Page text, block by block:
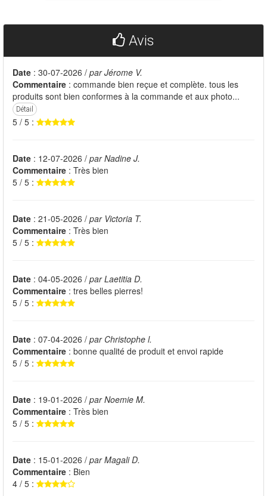
Avis
Date : 30-07-2026 / par Jérome V.
Commentaire : commande bien reçue et complète. tous les
produits sont bien conformes à la commande et aux photo...
Détail
5 / 5 :
Date : 12-07-2026 / par Nadine J.
Commentaire : Très bien
5 / 5 :
Date : 21-05-2026 / par Victoria T.
Commentaire : Très bien
5 / 5 :
Date : 04-05-2026 / par Laetitia D.
Commentaire : tres belles pierres!
5 / 5 :
Date : 07-04-2026 / par Christophe l.
Commentaire : bonne qualité de produit et envoi rapide
5 / 5 :
Date : 19-01-2026 / par Noemie M.
Commentaire : Très bien
5 / 5 :
Date : 15-01-2026 / par Magali D.
Commentaire : Bien
4 / 5 :